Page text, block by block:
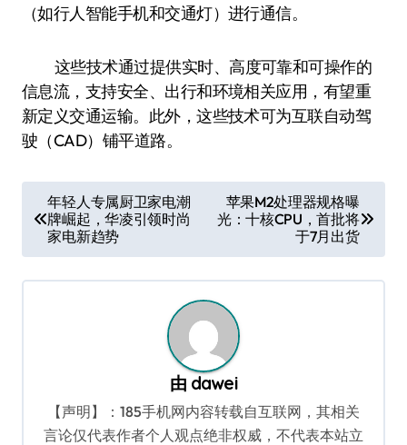
（如行人智能手机和交通灯）进行通信。
这些技术通过提供实时、高度可靠和可操作的
信息流，支持安全、出行和环境相关应用，有望重
新定义交通运输。此外，这些技术可为互联自动驾
驶（CAD）铺平道路。
章
导
航
年轻人专属厨卫家电潮
牌崛起，华凌引领时尚
家电新趋势
苹果M2处理器规格曝
光：十核CPU，首批将
于7月出货
由 dawei
【声明】：185手机网内容转载自互联网，其相关
言论仅代表作者个人观点绝非权威，不代表本站立